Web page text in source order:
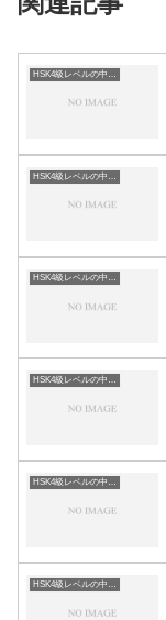
HSK4級レベルの中国語
HSK4級レベルの中国語
HSK4級レベルの中国語
HSK4級レベルの中国語